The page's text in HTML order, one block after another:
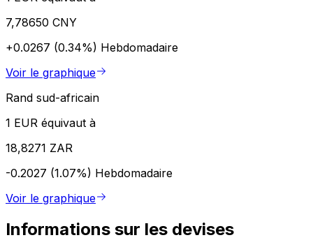
7,78650 CNY
+0.0267 (0.34%) Hebdomadaire
Voir le graphique
Rand sud-africain
1 EUR équivaut à
18,8271 ZAR
-0.2027 (1.07%) Hebdomadaire
Voir le graphique
Informations sur les devises